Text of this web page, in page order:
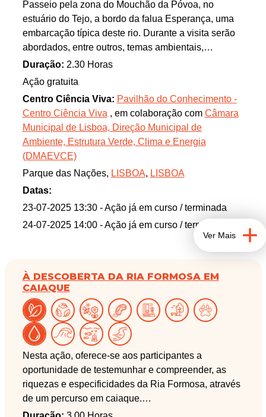
Passeio pela zona do Mouchão da Póvoa, no
estuário do Tejo, a bordo da falua Esperança, uma
embarcação típica deste rio. Durante a visita serão
abordados, entre outros, temas ambientais,
nomeadamente acerca da importância ecológica do
estuário do Tejo e o papel que este ecossistema
desempenha para as suas comunidades biológicas
de flora e fauna. Poderá verificar-se observação de
várias espécies de aves.
Duração: 2.30 Horas
Ação gratuita
Centro Ciência Viva: Pavilhão do Conhecimento -
Centro Ciência Viva , em colaboração com Câmara
Municipal de Lisboa, Direção Municipal de
Ambiente, Estrutura Verde, Clima e Energia
(DMAEVCE)
Parque das Nações, LISBOA, LISBOA
Datas:
23-07-2025 13:30 - Ação já em curso / terminada
24-07-2025 14:00 - Ação já em curso / terminada
Ver Mais
À DESCOBERTA DA RIA FORMOSA EM
CAIAQUE
Nesta ação, oferece-se aos participantes a
oportunidade de testemunhar e compreender, as
riquezas e especificidades da Ria Formosa, através
de um percurso em caiaque.
IDADE MÍNIMA: 14 ANOS. É NECESSÁRIO UM